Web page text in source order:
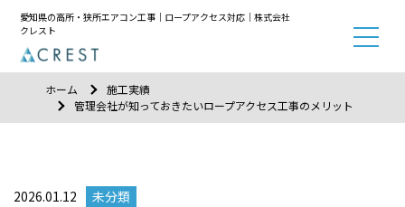
愛知県の高所・狭所エアコン工事｜ロープアクセス対応｜株式会社
クレスト
ホーム
施工実績
管理会社が知っておきたいロープアクセス工事のメリット
2026.01.12
未分類